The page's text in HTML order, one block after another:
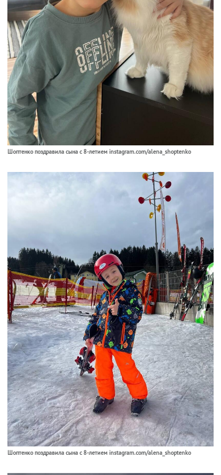
Шоптенко поздравила сына с 8-летием instagram.com/alena_shoptenko
Шоптенко поздравила сына с 8-летием instagram.com/alena_shoptenko